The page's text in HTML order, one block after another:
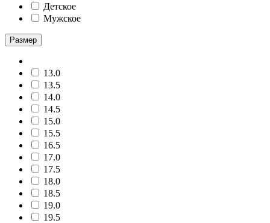
Детское
Мужское
Размер
13.0
13.5
14.0
14.5
15.0
15.5
16.5
17.0
17.5
18.0
18.5
19.0
19.5